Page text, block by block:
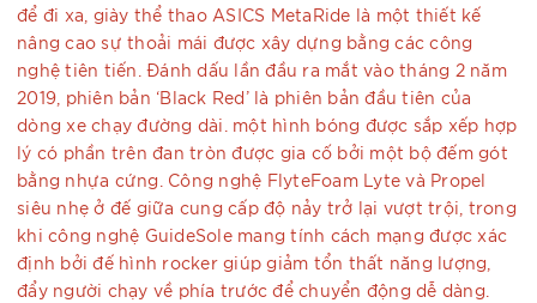
để đi xa, giày thể thao ASICS MetaRide là một thiết kế
nâng cao sự thoải mái được xây dựng bằng các công
nghệ tiên tiến. Đánh dấu lần đầu ra mắt vào tháng 2 năm
2019, phiên bản ‘Black Red’ là phiên bản đầu tiên của
dòng xe chạy đường dài. một hình bóng được sắp xếp hợp
lý có phần trên đan tròn được gia cố bởi một bộ đếm gót
bằng nhựa cứng. Công nghệ FlyteFoam Lyte và Propel
siêu nhẹ ở đế giữa cung cấp độ nảy trở lại vượt trội, trong
khi công nghệ GuideSole mang tính cách mạng được xác
định bởi đế hình rocker giúp giảm tổn thất năng lượng,
đẩy người chạy về phía trước để chuyển động dễ dàng.